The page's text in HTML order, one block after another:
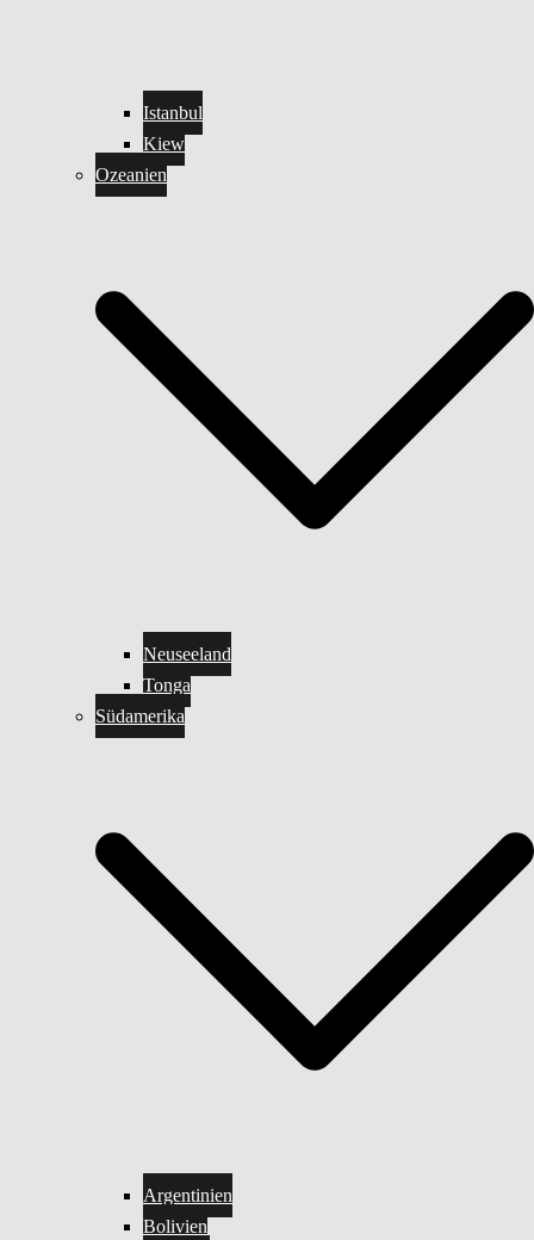
Istanbul
Kiew
Ozeanien
Neuseeland
Tonga
Südamerika
Argentinien
Bolivien